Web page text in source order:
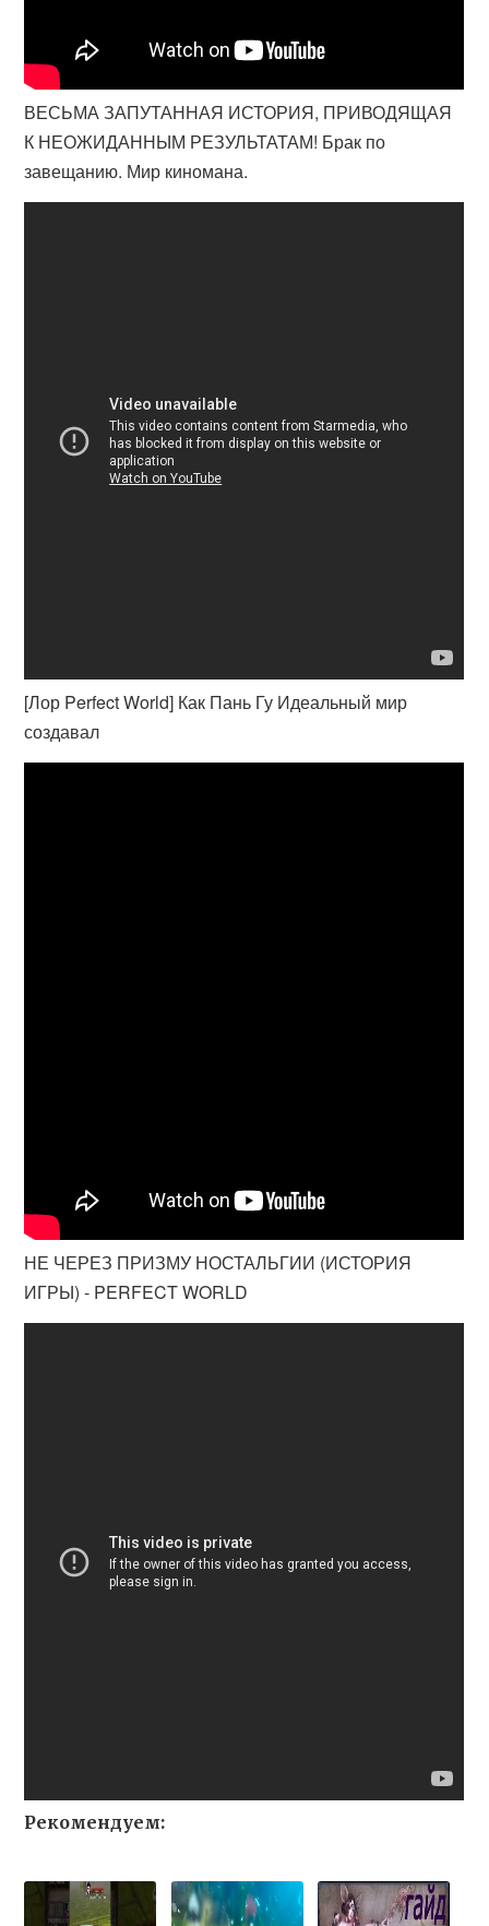
ВЕСЬМА ЗАПУТАННАЯ ИСТОРИЯ, ПРИВОДЯЩАЯ
К НЕОЖИДАННЫМ РЕЗУЛЬТАТАМ! Брак по
завещанию. Мир киномана.
[Лор Perfect World] Как Пань Гу Идеальный мир
создавал
НЕ ЧЕРЕЗ ПРИЗМУ НОСТАЛЬГИИ (ИСТОРИЯ
ИГРЫ) - PERFECT WORLD
Рекомендуем: